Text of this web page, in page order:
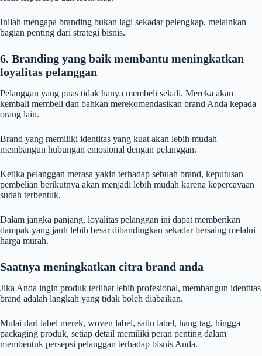
Inilah mengapa branding bukan lagi sekadar pelengkap, melainkan
bagian penting dari strategi bisnis.
6. Branding yang baik membantu meningkatkan
loyalitas pelanggan
Pelanggan yang puas tidak hanya membeli sekali. Mereka akan
kembali membeli dan bahkan merekomendasikan brand Anda kepada
orang lain.
Brand yang memiliki identitas yang kuat akan lebih mudah
membangun hubungan emosional dengan pelanggan.
Ketika pelanggan merasa yakin terhadap sebuah brand, keputusan
pembelian berikutnya akan menjadi lebih mudah karena kepercayaan
sudah terbentuk.
Dalam jangka panjang, loyalitas pelanggan ini dapat memberikan
dampak yang jauh lebih besar dibandingkan sekadar bersaing melalui
harga murah.
Saatnya meningkatkan citra brand anda
Jika Anda ingin produk terlihat lebih profesional, membangun identitas
brand adalah langkah yang tidak boleh diabaikan.
Mulai dari label merek, woven label, satin label, hang tag, hingga
packaging produk, setiap detail memiliki peran penting dalam
membentuk persepsi pelanggan terhadap bisnis Anda.